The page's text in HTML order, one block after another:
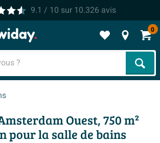
9.1 / 10 sur 10.326 avis
0
Ouest, 750 m²
pour la salle de bains